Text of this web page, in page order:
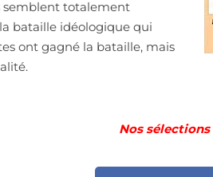
semblent totalement
bataille idéologique qui
ont gagné la bataille, mais
Nos sélections